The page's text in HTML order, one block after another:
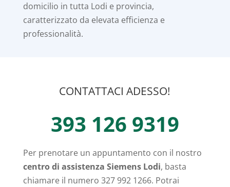
domicilio in tutta Lodi e provincia,
caratterizzato da elevata efficienza e
professionalità.
CONTATTACI ADESSO!
393 126 9319
Per prenotare un appuntamento con il nostro
centro di assistenza Siemens Lodi, basta
chiamare il numero 327 992 1266. Potrai